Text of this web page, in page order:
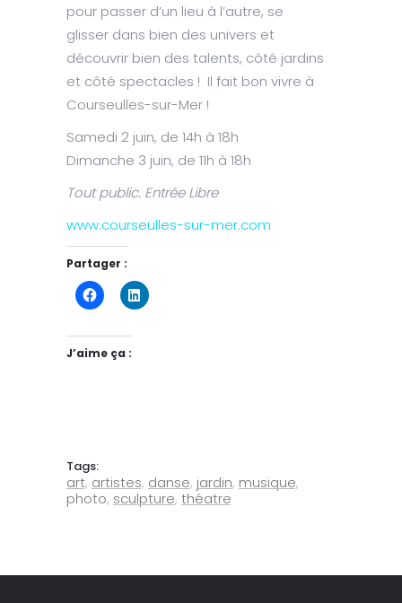
pour passer d’un lieu à l’autre, se
glisser dans bien des univers et
découvrir bien des talents, côté jardins
et côté spectacles ! Il fait bon vivre à
Courseulles-sur-Mer !
Samedi 2 juin, de 14h à 18h
Dimanche 3 juin, de 11h à 18h
Tout public. Entrée Libre
www.courseulles-sur-mer.com
Partager :
J’aime ça :
Tags:
art, artistes, danse, jardin, musique,
photo, sculpture, théatre